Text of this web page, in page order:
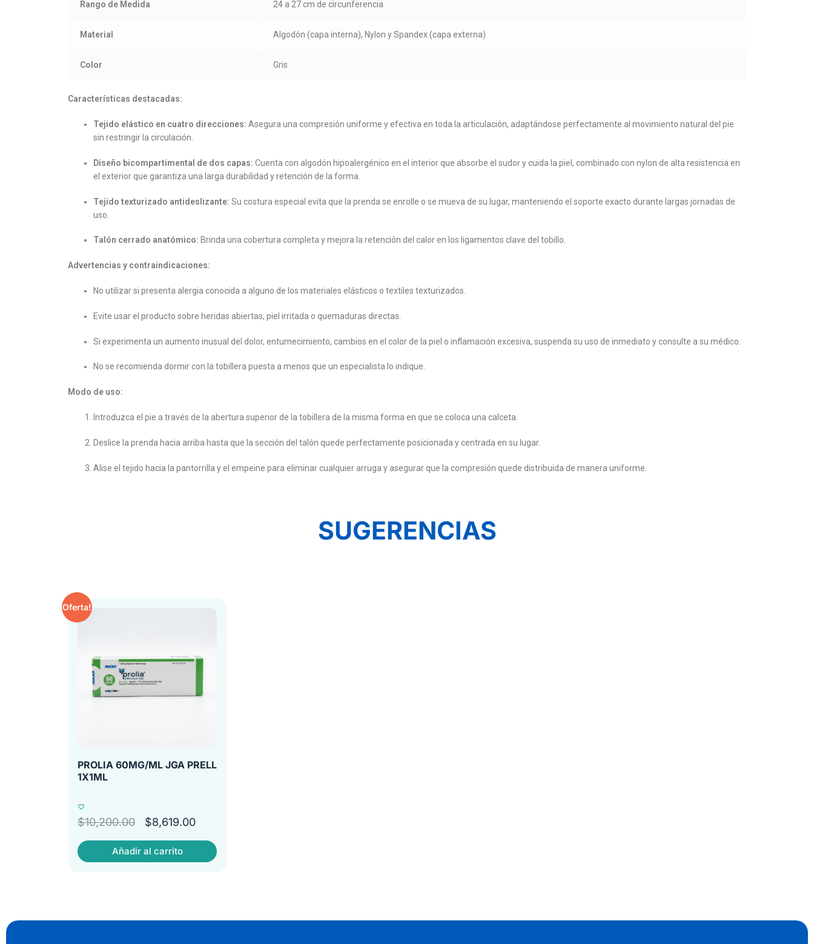
Rango de Medida 24 a 27 cm de circunferencia
Material Algodón (capa interna), Nylon y Spandex (capa externa)
Color Gris
Características destacadas:
Tejido elástico en cuatro direcciones: Asegura una compresión uniforme y efectiva en toda la articulación, adaptándose perfectamente al movimiento natural del pie
sin restringir la circulación.
Diseño bicompartimental de dos capas: Cuenta con algodón hipoalergénico en el interior que absorbe el sudor y cuida la piel, combinado con nylon de alta resistencia en
el exterior que garantiza una larga durabilidad y retención de la forma.
Tejido texturizado antideslizante: Su costura especial evita que la prenda se enrolle o se mueva de su lugar, manteniendo el soporte exacto durante largas jornadas de
uso.
Talón cerrado anatómico: Brinda una cobertura completa y mejora la retención del calor en los ligamentos clave del tobillo.
Advertencias y contraindicaciones:
No utilizar si presenta alergia conocida a alguno de los materiales elásticos o textiles texturizados.
Evite usar el producto sobre heridas abiertas, piel irritada o quemaduras directas.
Si experimenta un aumento inusual del dolor, entumecimiento, cambios en el color de la piel o inflamación excesiva, suspenda su uso de inmediato y consulte a su médico.
No se recomienda dormir con la tobillera puesta a menos que un especialista lo indique.
Modo de uso:
Introduzca el pie a través de la abertura superior de la tobillera de la misma forma en que se coloca una calceta.
Deslice la prenda hacia arriba hasta que la sección del talón quede perfectamente posicionada y centrada en su lugar.
Alise el tejido hacia la pantorrilla y el empeine para eliminar cualquier arruga y asegurar que la compresión quede distribuida de manera uniforme.
SUGERENCIAS
Oferta!
PROLIA 60MG/ML JGA PRELL
1X1ML
$10,200.00 $8,619.00
Añadir al carrito